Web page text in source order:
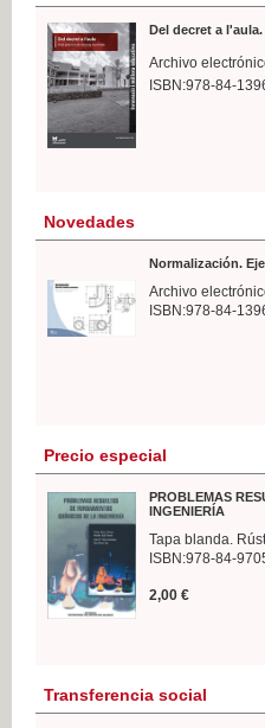
Del decret a
Archivo
ISBN:978-84-
Novedades
Normalización.
Archivo
ISBN:978-84-
Precio especial
PROBLEMAS
INGENIERÍA
Tapa blanda.
ISBN:978-84-
2,00 €
Transferencia social